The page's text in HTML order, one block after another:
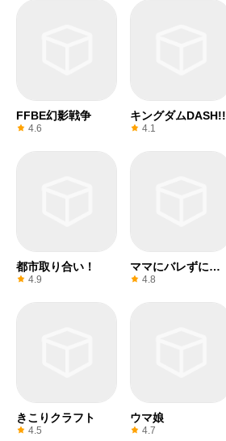
FFBE幻影戦争
4.6
キングダムDASH!!
4.1
都市取り合い！
4.9
ママにバレずにつ
まみ食い！
4.8
きこりクラフト
4.5
ウマ娘
4.7